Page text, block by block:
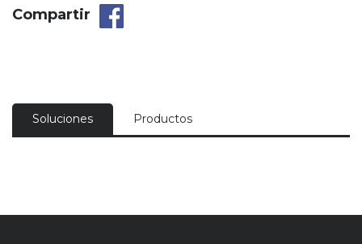
Compartir
Soluciones Productos